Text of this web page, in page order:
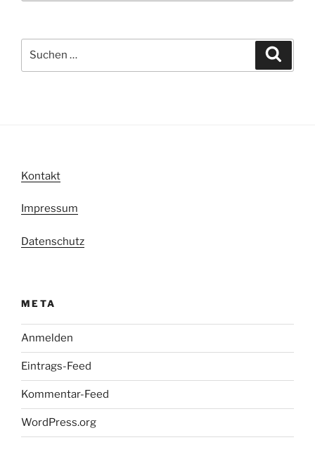
nach:
Kontakt
Impressum
Datenschutz
META
Anmelden
Eintrags-Feed
Kommentar-Feed
WordPress.org